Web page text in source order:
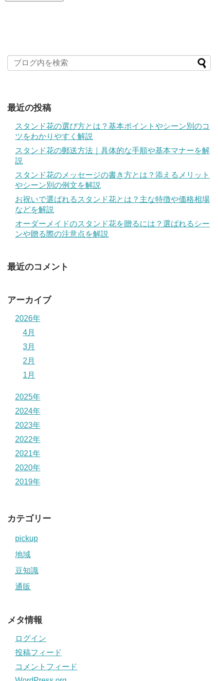
最近の投稿
スタンド花の選び方とは？基本ポイントやシーン別のコ
ツをわかりやすく解説
スタンド花の郵送方法｜具体的な手順や基本マナーを解
説
スタンド花のメッセージの書き方とは？添えるメリット
やシーン別の例文を解説
お祝いで選ばれるスタンド花とは？主な特徴や価格相場
などを解説
オーダーメイドのスタンド花を贈るには？選ばれるシー
ンや贈る際の注意点を解説
最近のコメント
アーカイブ
2026年
4月
3月
2月
1月
2025年
2024年
2023年
2022年
2021年
2020年
2019年
カテゴリー
pickup
地域
豆知識
通販
メタ情報
ログイン
投稿フィード
コメントフィード